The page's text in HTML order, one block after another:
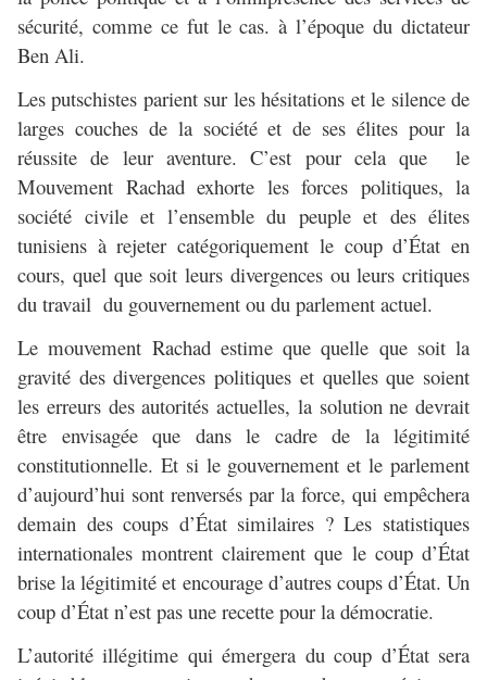
sécurité, comme ce fut le cas. à l’époque du dictateur
Ben Ali.
Les putschistes parient sur les hésitations et le silence de
larges couches de la société et de ses élites pour la
réussite de leur aventure. C’est pour cela que le
Mouvement Rachad exhorte les forces politiques, la
société civile et l’ensemble du peuple et des élites
tunisiens à rejeter catégoriquement le coup d’État en
cours, quel que soit leurs divergences ou leurs critiques
du travail du gouvernement ou du parlement actuel.
Le mouvement Rachad estime que quelle que soit la
gravité des divergences politiques et quelles que soient
les erreurs des autorités actuelles, la solution ne devrait
être envisagée que dans le cadre de la légitimité
constitutionnelle. Et si le gouvernement et le parlement
d’aujourd’hui sont renversés par la force, qui empêchera
demain des coups d’État similaires ? Les statistiques
internationales montrent clairement que le coup d’État
brise la légitimité et encourage d’autres coups d’État. Un
coup d’État n’est pas une recette pour la démocratie.
L’autorité illégitime qui émergera du coup d’État sera